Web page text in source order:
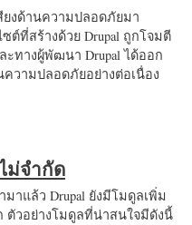
ยงด้านความปลอดภัยมา
ซต์ที่สร้างด้วย Drupal ถูกโจมตี
ะทางผู้พัฒนา Drupal ได้ออก
วามปลอดภัยอย่างต่อเนื่อง
ม่จำกัด
าแล้ว Drupal ยังมีโมดูลเพิ่ม
ตัวอย่างโมดูลที่น่าสนใจมีดังนี้